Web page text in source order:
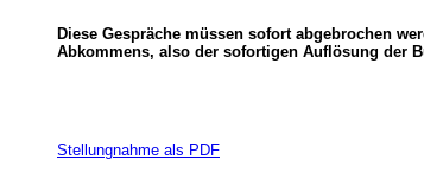
Diese Gespräche müssen sofort abgebrochen
Abkommens, also der sofortigen Auflösung der
Stellungnahme als PDF